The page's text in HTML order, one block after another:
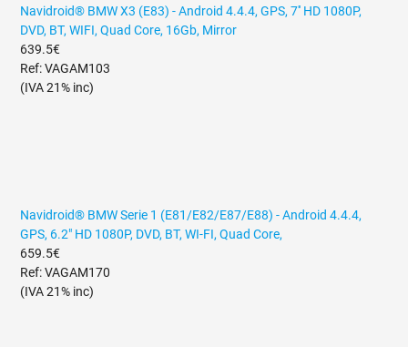
Navidroid® BMW X3 (E83) - Android 4.4.4, GPS, 7'' HD 1080P,
DVD, BT, WIFI, Quad Core, 16Gb, Mirror
639.5€
Ref: VAGAM103
(IVA 21% inc)
Navidroid® BMW Serie 1 (E81/E82/E87/E88) - Android 4.4.4,
GPS, 6.2" HD 1080P, DVD, BT, WI-FI, Quad Core,
659.5€
Ref: VAGAM170
(IVA 21% inc)